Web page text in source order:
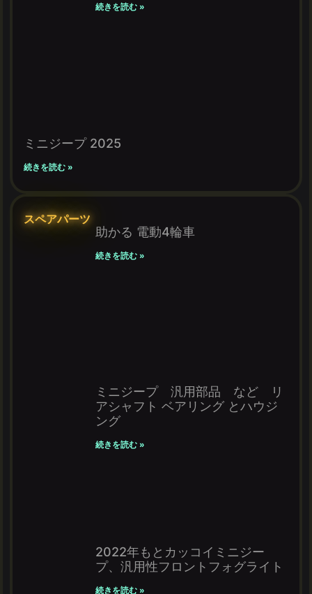
続きを読む »
ミニジープ 2025
続きを読む »
スペアパーツ
助かる 電動4輪車
続きを読む »
ミニジープ 汎用部品 など リ
アシャフト ベアリング とハウジ
ング
続きを読む »
2022年もとカッコイミニジー
プ、汎用性フロントフォグライト
続きを読む »